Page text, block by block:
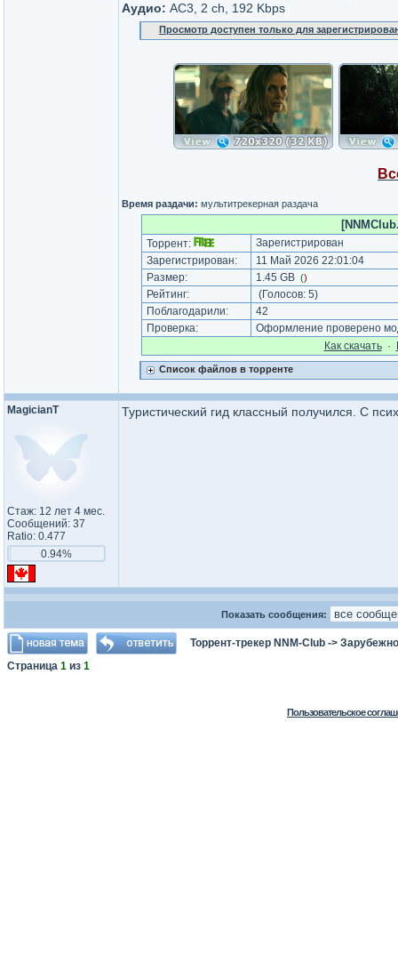
Аудио: АС3, 2 ch, 192 Kbps
Просмотр доступен только для
Время раздачи: мультитрекерная раздача
Торрент:
Зарегистрирован
Зарегистрирован:
11 Май 2026 22:01:04
Размер:
1.45 GB ()
Рейтинг: (Голосов: 5)
Поблагодарили:
42
Проверка:
Оформление проверено
Как cкачать·
Список файлов в торренте
MagicianT
Стаж: 12 лет 4 мес.
Сообщений: 37
Ratio: 0.477
0.94%
Туристический гид классный получился. С
Показать сообщения:
Торрент-трекер NNM-Club ->
Страница 1 из 1
Пользовательское